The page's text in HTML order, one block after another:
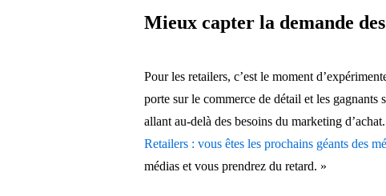
Mieux capter la demande
Pour les retailers, c’est le moment
porte sur le commerce de détail et les
allant au-delà des besoins du marketing
Retailers : vous êtes les prochains géants des
médias et vous prendrez du retard. »